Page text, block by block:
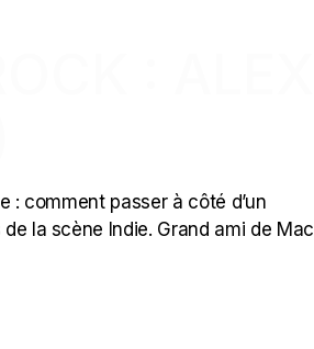
: comment passer à côté d’un
la scène Indie. Grand ami de Mac